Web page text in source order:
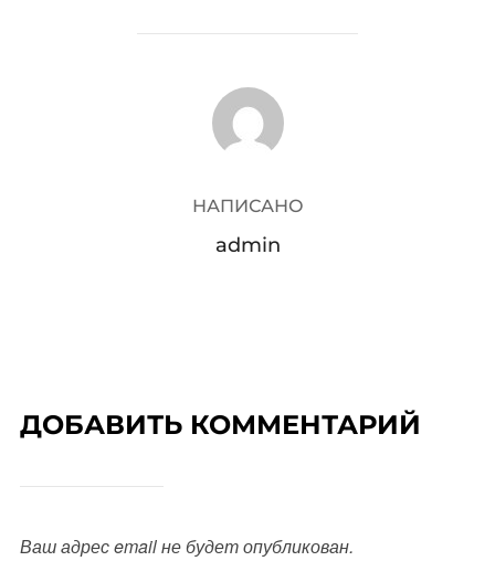
АВТОР ЗАПИСИ
НАПИСАНО
admin
ДОБАВИТЬ КОММЕНТАРИЙ
Ваш адрес email не будет опубликован.